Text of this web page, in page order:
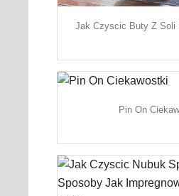
Jak Czyscic Buty Z Soli
Pin On